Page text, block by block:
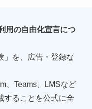
用の自由化宣言につ
」を、広告・登録な
、Teams、LMSなど
することを公式に全